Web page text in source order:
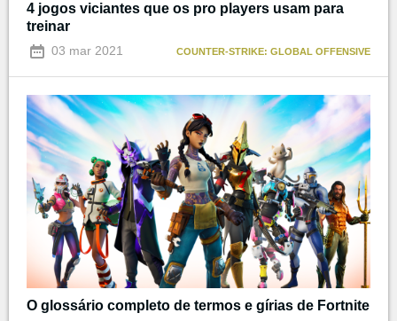
4 jogos viciantes que os pro players usam para
treinar
03 mar 2021 COUNTER-STRIKE: GLOBAL OFFENSIVE
O glossário completo de termos e gírias de Fortnite